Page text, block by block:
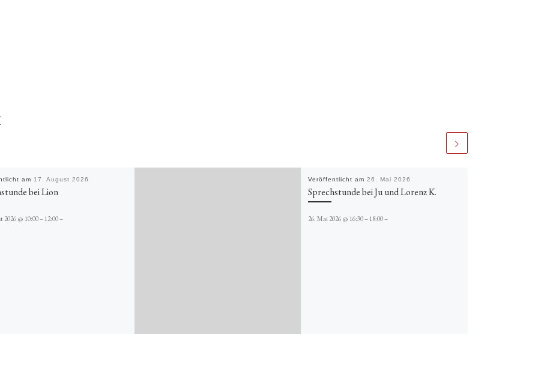
am 17. August 2026
bei Lion
2026 @ 10:00 – 12:00 –
Veröffentlicht am 26. Mai 2026
Sprechstunde bei Ju und Lorenz K.
26. Mai 2026 @ 16:30 – 18:00 –